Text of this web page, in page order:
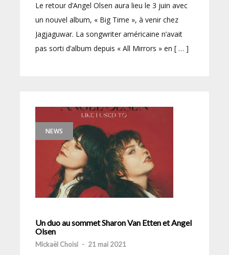
Le retour d’Angel Olsen aura lieu le 3 juin avec
un nouvel album, « Big Time », à venir chez
Jagjaguwar. La songwriter américaine n’avait
pas sorti d’album depuis « All Mirrors » en [ … ]
NEWS
Un duo au sommet Sharon Van Etten et Angel
Olsen
Mickaël Choisi - 21 mai 2021